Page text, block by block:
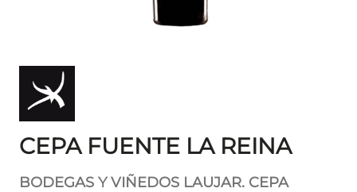
CEPA FUENTE LA REINA
BODEGAS Y VIÑEDOS LAUJAR. CEPA